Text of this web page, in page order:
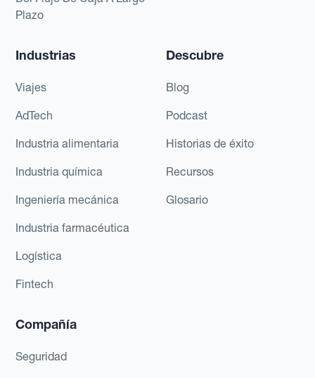
Plazo
Industrias
Viajes
AdTech
Industria alimentaria
Industria química
Ingeniería mecánica
Industria farmacéutica
Logística
Fintech
Descubre
Blog
Podcast
Historias de éxito
Recursos
Glosario
Compañía
Seguridad